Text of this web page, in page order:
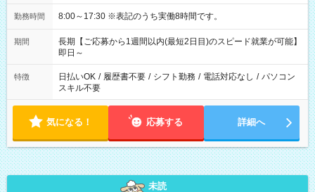
勤務時間 8:00～17:30 ※表記のうち実働8時間です。
期間
長期【ご応募から1週間以内(最短2日目)のスピード就業が可能】
即日～
特徴 日払いOK / 履歴書不要 / シフト勤務 / 電話対応なし / パソコン
スキル不要
気になる！ 応募する 詳細へ
未読